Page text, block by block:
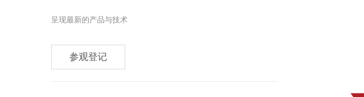
呈现最新的产品与技术
参观登记